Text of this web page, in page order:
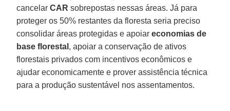
cancelarCAR sobrepostas nessas áreas. Já para
proteger os 50% restantes da floresta seria preciso
consolidar áreas protegidas e apoiareconomias de
base florestal , apoiar a conservação de ativos
florestais privados com incentivos econômicos e
ajudar economicamente e prover assistência técnica
para a produção sustentável nos assentamentos.